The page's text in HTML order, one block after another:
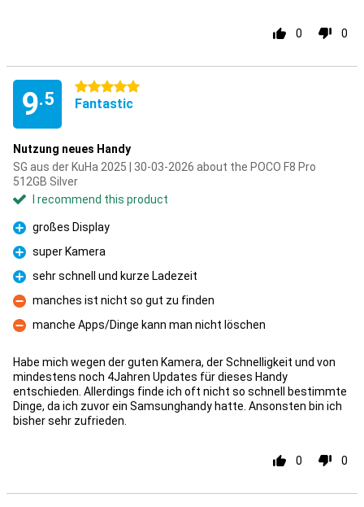
0 0
9.5
5 stars
Fantastic
Nutzung neues Handy
SG aus der KuHa 2025 | 30-03-2026 about the POCO F8 Pro
512GB Silver
I recommend this product
Pro
großes Display
Pro
super Kamera
Pro
sehr schnell und kurze Ladezeit
Con
manches ist nicht so gut zu finden
Con
manche Apps/Dinge kann man nicht löschen
Habe mich wegen der guten Kamera, der Schnelligkeit und von
mindestens noch 4Jahren Updates für dieses Handy
entschieden. Allerdings finde ich oft nicht so schnell bestimmte
Dinge, da ich zuvor ein Samsunghandy hatte. Ansonsten bin ich
bisher sehr zufrieden.
0 0